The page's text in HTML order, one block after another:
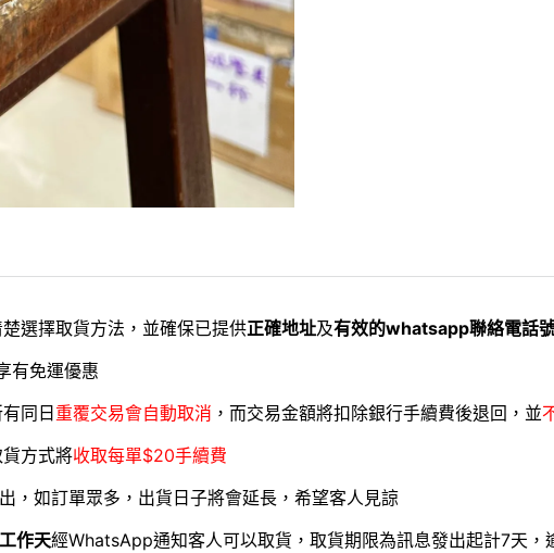
選擇取貨方法，並確保已提供正確地址及有效的whatsapp聯絡電話
有免運優惠
有同日 重覆交易會自動取消 ，而交易金額將扣除銀行手續費後退回，並
方式將收取每單$20手續費
，如訂單眾多，出貨日子將會延長，希望客人見諒
作天經WhatsApp通知客人可以取貨，取貨期限為訊息發出起計7天，